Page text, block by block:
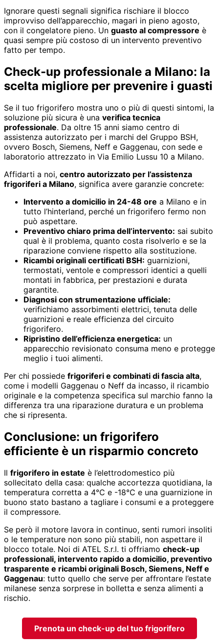
Ignorare questi segnali significa rischiare il blocco
improvviso dell’apparecchio, magari in pieno agosto,
con il congelatore pieno. Un guasto al compressore è
quasi sempre più costoso di un intervento preventivo
fatto per tempo.
Check-up professionale a Milano: la
scelta migliore per prevenire i guasti
Se il tuo frigorifero mostra uno o più di questi sintomi, la
soluzione più sicura è una verifica tecnica
professionale. Da oltre 15 anni siamo centro di
assistenza autorizzato per i marchi del Gruppo BSH,
ovvero Bosch, Siemens, Neff e Gaggenau, con sede e
laboratorio attrezzato in Via Emilio Lussu 10 a Milano.
Affidarti a noi, centro autorizzato per l’assistenza
frigoriferi a Milano, significa avere garanzie concrete:
Intervento a domicilio in 24-48 ore a Milano e in
tutto l’hinterland, perché un frigorifero fermo non
può aspettare.
Preventivo chiaro prima dell’intervento: sai subito
qual è il problema, quanto costa risolverlo e se la
riparazione conviene rispetto alla sostituzione.
Ricambi originali certificati BSH: guarnizioni,
termostati, ventole e compressori identici a quelli
montati in fabbrica, per prestazioni e durata
garantite.
Diagnosi con strumentazione ufficiale:
verifichiamo assorbimenti elettrici, tenuta delle
guarnizioni e reale efficienza del circuito
frigorifero.
Ripristino dell’efficienza energetica: un
apparecchio revisionato consuma meno e protegge
meglio i tuoi alimenti.
Per chi possiede frigoriferi e combinati di fascia alta,
come i modelli Gaggenau o Neff da incasso, il ricambio
originale e la competenza specifica sul marchio fanno la
differenza tra una riparazione duratura e un problema
che si ripresenta.
Conclusione: un frigorifero
efficiente è un risparmio concreto
Il frigorifero in estate è l’elettrodomestico più
sollecitato della casa: qualche accortezza quotidiana, la
temperatura corretta a 4°C e -18°C e una guarnizione in
buono stato bastano a tagliare i consumi e a proteggere
il compressore.
Se però il motore lavora in continuo, senti rumori insoliti
o le temperature non sono più stabili, non aspettare il
blocco totale. Noi di ATEL S.r.l. ti offriamo check-up
professionali, intervento rapido a domicilio, preventivo
trasparente e ricambi originali Bosch, Siemens, Neff e
Gaggenau: tutto quello che serve per affrontare l’estate
milanese senza sorprese in bolletta e senza alimenti a
rischio.
Prenota un check-up del tuo frigorifero